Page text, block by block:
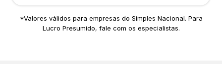
*Valores válidos para empresas do Simples Nacional. Para
Lucro Presumido, fale com os especialistas.